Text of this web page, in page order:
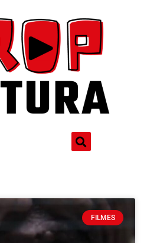
FILMES